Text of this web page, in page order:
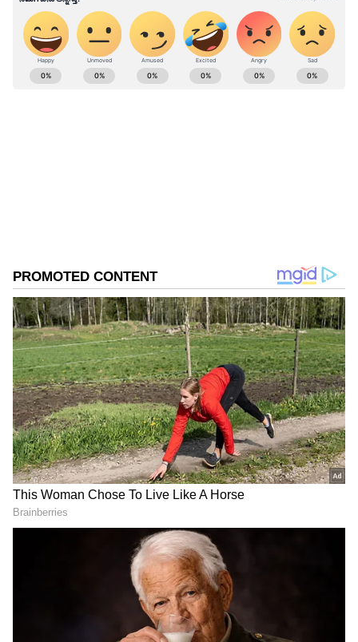
Five State Election Result: ಹುಮ್ಮಸ್ಸಿನಲ್ಲಿದ್ದ
ಕರ್ನಾಟಕ ಕಾಂಗ್ರೆಸ್‌ಗೆ ಪಂಚರಾಜ್ಯ ಶಾಕ್‌..!
ABOUT THE AUTHOR
DOWNLOAD APP
India News ) ಮತ್ತು ಜಗತ್ತಿನ
ಕ್ಷಣಕ್ಷಣದ ಕನ್ನಡ ಸುದ್ದಿ (Kannada News
ಅಪ್ಡೇಟ್‌ಗಳಿಗಾಗಿ ಏಷ್ಯಾನೆಟ್ ಸುವರ್ಣ ನ್ಯೂಸ್‌ ಫಾಲೋ